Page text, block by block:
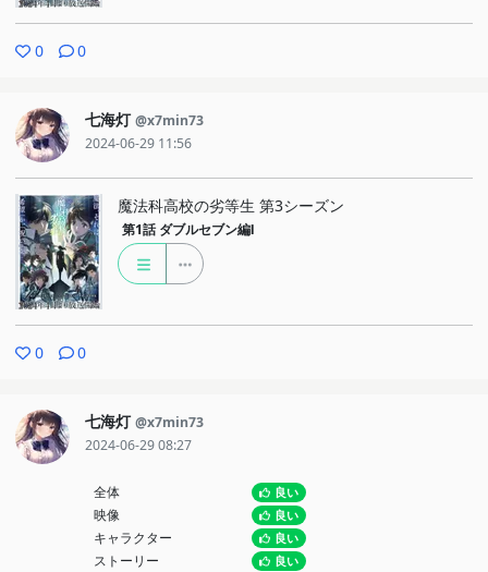
0 0
七海灯 @x7min73
2024-06-29 11:56
魔法科高校の劣等生 第3シーズン
第1話 ダブルセブン編Ⅰ
0 0
七海灯 @x7min73
2024-06-29 08:27
全体 良い
映像 良い
キャラクター 良い
ストーリー 良い